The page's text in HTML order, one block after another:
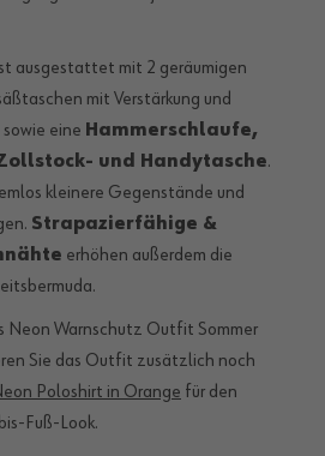
ausgestattet mit 2 geräumigen
mit Verstärkung und
sowie eine Hammerschlaufe,
und Handytasche.
kleinere Gegenstände und
Strapazierfähige &
erhöhen außerdem die
Neon Warnschutz Outfit Sommer
Sie das Outfit zusätzlich noch
Poloshirt in Orange für den
Fuß-Look.